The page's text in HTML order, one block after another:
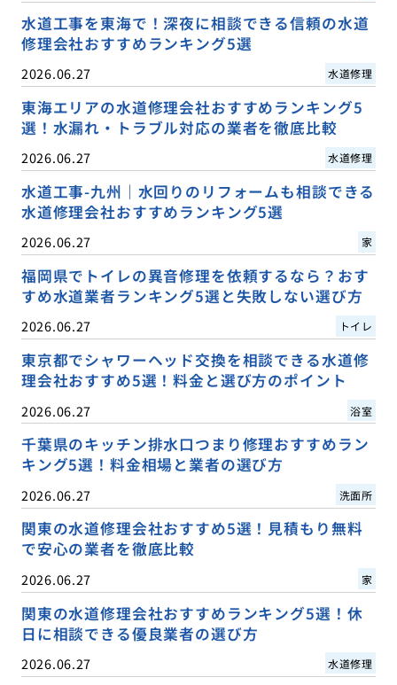
水道工事を東海で！深夜に相談できる信頼の水道
修理会社おすすめランキング5選
2026.06.27 水道修理
東海エリアの水道修理会社おすすめランキング5
選！水漏れ・トラブル対応の業者を徹底比較
2026.06.27 水道修理
水道工事-九州｜水回りのリフォームも相談できる
水道修理会社おすすめランキング5選
2026.06.27 家
福岡県でトイレの異音修理を依頼するなら？おす
すめ水道業者ランキング5選と失敗しない選び方
2026.06.27 トイレ
東京都でシャワーヘッド交換を相談できる水道修
理会社おすすめ5選！料金と選び方のポイント
2026.06.27 浴室
千葉県のキッチン排水口つまり修理おすすめラン
キング5選！料金相場と業者の選び方
2026.06.27 洗面所
関東の水道修理会社おすすめ5選！見積もり無料
で安心の業者を徹底比較
2026.06.27 家
関東の水道修理会社おすすめランキング5選！休
日に相談できる優良業者の選び方
2026.06.27 水道修理